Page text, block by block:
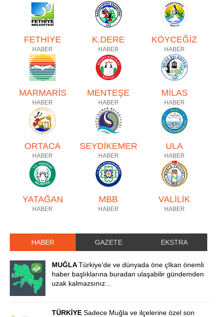
FETHİYE
HABER
K.DERE
HABER
KÖYCEĞİZ
HABER
MARMARİS
HABER
MENTEŞE
HABER
MİLAS
HABER
ORTACA
HABER
SEYDİKEMER
HABER
ULA
HABER
YATAĞAN
HABER
MBB
HABER
VALİLİK
HABER
HABER GAZETE EKSTRA
MUĞLATürkiye'de ve dünyada öne çIkan önemli
haber başlıklarına buradan ulaşabilir gündemden
uzak kalmazsınız...
TÜRKİYESadece Muğla ve ilçelerine özel son